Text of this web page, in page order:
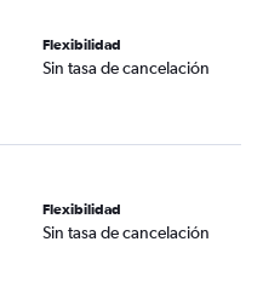
Flexibilidad
Sin tasa de cancelación
Flexibilidad
Sin tasa de cancelación